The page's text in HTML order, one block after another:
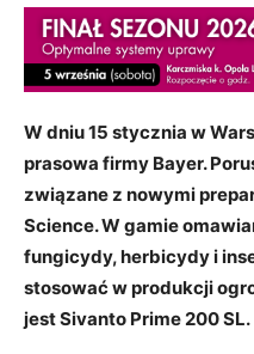
W dniu 15 stycznia w
prasowa firmy Bayer.
związane z nowymi
Science. W gamie
fungicydy, herbicydy i
stosować w produkcji
jestSivanto Prime 200 SL.